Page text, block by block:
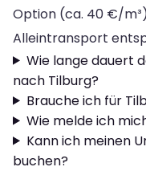
Option (ca. 40 €/
Alleintransport
Wie lange dauert
nach Tilburg?
Brauche ich für
Wie melde ich
Kann ich meinen
buchen?